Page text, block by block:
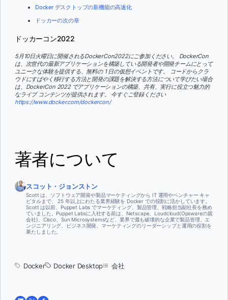
Docker デスクトップの新機能の高速化
ドッカーの次の章
ドッカーコン2022
5月10日火曜日に開催されるDockerCon2022にご参加ください。 DockerCon
は、次世代の最新アプリケーションを構築している開発者や開発チームにとって
ユニークな体験を提供する、無料の 1 日の仮想イベントです。 コードからクラ
ウドにすばやく移行する方法と開発の課題を解決する方法について学びたい場合
は、DockerCon 2022 でアプリケーションの構築、共有、実行に役立つ魅力的
なライブ コンテンツが提供されます。 今すぐご登録ください
https://www.docker.com/dockercon/
著者について
スコット・ジョンストン
Scott は、ソフトウェア開発や製品マーケティングから IT 運用やベンチャー キャ
ピタルまで、 25 年以上にわたる業界経験を Docker での役割に活かしています。
Scott は以前、Puppet Labs でマーケティング、製品管理、戦略担当副社長を務め
ていました。Puppet Labsに入社する前は、Netscape、Loudcloud(Opswareの親
会社)、Cisco、Sun Microsystemsなど、業界で最も破壊的な企業で製品管理、エ
ンジニアリング、ビジネス開発、マーケティングのリーダーシップと運用の役割を
果たしました。
Docker Docker Desktop 会社